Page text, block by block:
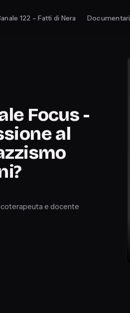
122 – Fatti di Nera Documentari
Focus -
al
e docente